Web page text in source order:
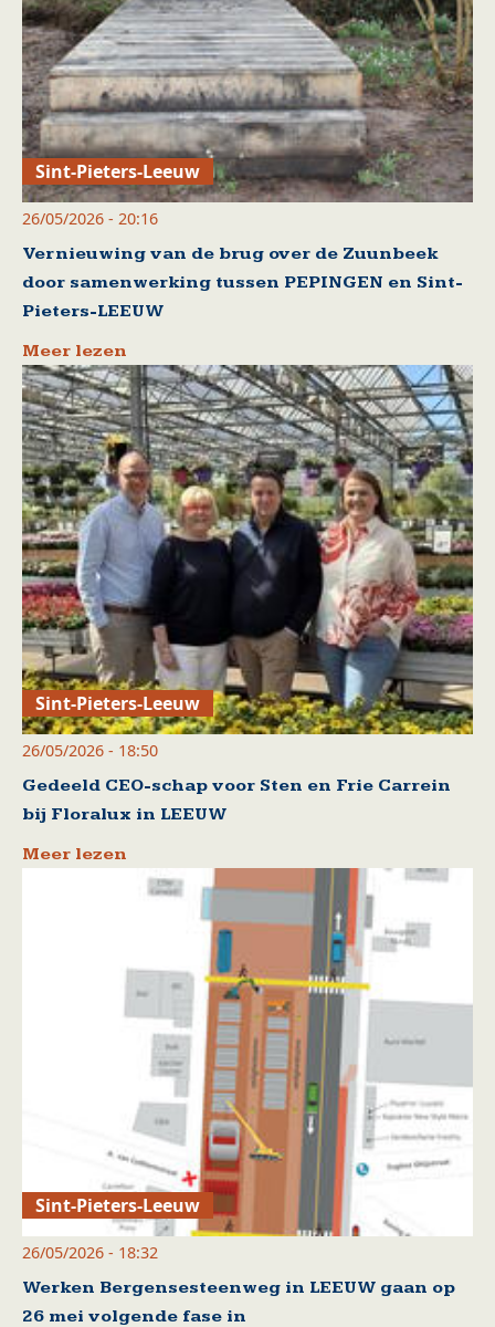
Sint-Pieters-Leeuw
26/05/2026 - 20:16
Vernieuwing van de brug over de Zuunbeek
door samenwerking tussen PEPINGEN en Sint-
Pieters-LEEUW
Meer lezen
Sint-Pieters-Leeuw
26/05/2026 - 18:50
Gedeeld CEO-schap voor Sten en Frie Carrein
bij Floralux in LEEUW
Meer lezen
Sint-Pieters-Leeuw
26/05/2026 - 18:32
Werken Bergensesteenweg in LEEUW gaan op
26 mei volgende fase in